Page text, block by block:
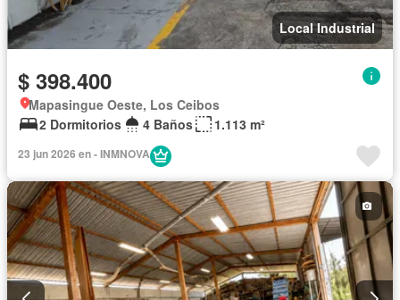
Local Industrial
$ 398.400
Mapasingue Oeste, Los Ceibos
2 Dormitorios
4 Baños 1.113 m²
23 jun 2026 en - INMNOVA